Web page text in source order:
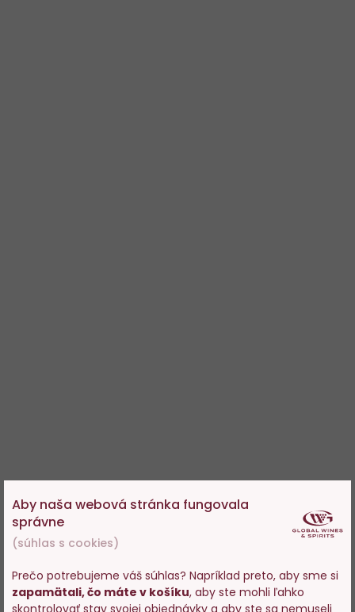
Aby naša webová stránka fungovala
správne
(súhlas s cookies)
Prečo potrebujeme váš súhlas? Napríklad preto, aby sme si
zapamätali, čo máte v košíku, aby ste mohli ľahko
skontrolovať stav svojej objednávky a aby ste sa nemuseli
Vstupujete na stránky s